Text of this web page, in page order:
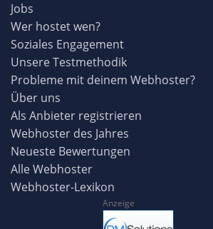
Jobs
Wer hostet wen?
Soziales Engagement
Unsere Testmethodik
Probleme mit deinem Webhoster?
Über uns
Als Anbieter registrieren
Webhoster des Jahres
Neueste Bewertungen
Alle Webhoster
Webhoster-Lexikon
Anzeige